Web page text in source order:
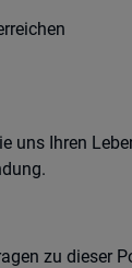
Ihren
zu dieser